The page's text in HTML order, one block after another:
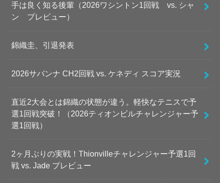
手は良く知る後輩（2026ワシントン1回戦 vs. シャ
ン プレビュー）
錦織圭、引退発表
2026サバンナ CH2回戦 vs. ケネディ スコア実況
直近2大会とは錦織の状態が違う。軽快なテニスで予
選1回戦突破！（2026ティオンビルチャレンジャー予
選1回戦）
2ヶ月ぶりの実戦！Thionvilleチャレンジャー予選1回
戦 vs. Jade プレビュー